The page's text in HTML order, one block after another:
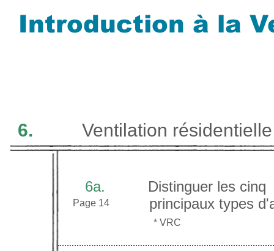
Introduction à la
6. Ventilation
6a.
Distinguer les cinq
principaux types
* VRC
Page 14